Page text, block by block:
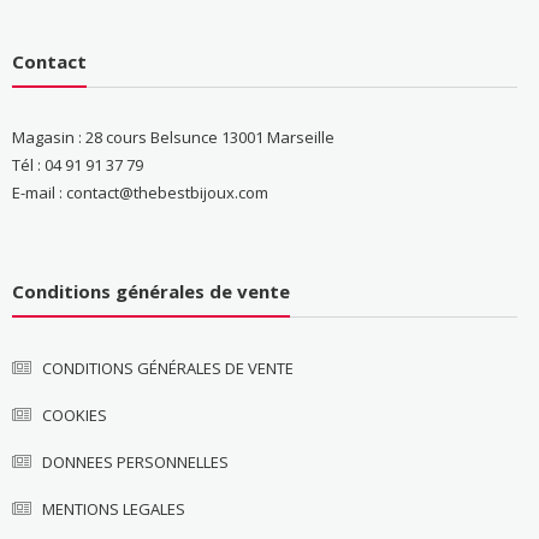
Contact
Magasin : 28 cours Belsunce 13001 Marseille
Tél : 04 91 91 37 79
E-mail : contact@thebestbijoux.com
Conditions générales de vente
CONDITIONS GÉNÉRALES DE VENTE
COOKIES
DONNEES PERSONNELLES
MENTIONS LEGALES